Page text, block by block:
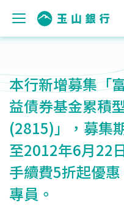
本行新增募集「
益債券基金累積
(2815)」，募集
至2012年6月22
手續費5折起優
專員。